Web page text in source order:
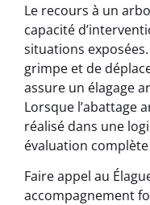
Le recours à un
capacité
situations
grimpe et de
assure un élagage
Lorsque l’abattage
réalisé dans une
évaluation complète
Faire appel au
accompagnement